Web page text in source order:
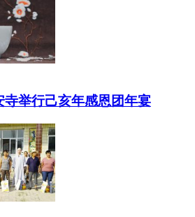
寺举行己亥年感恩团年宴